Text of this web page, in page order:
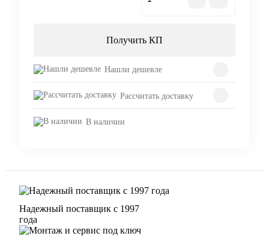
Получить КП
Нашли дешевле
Рассчитать доставку
В наличии
Надежный поставщик с 1997
года